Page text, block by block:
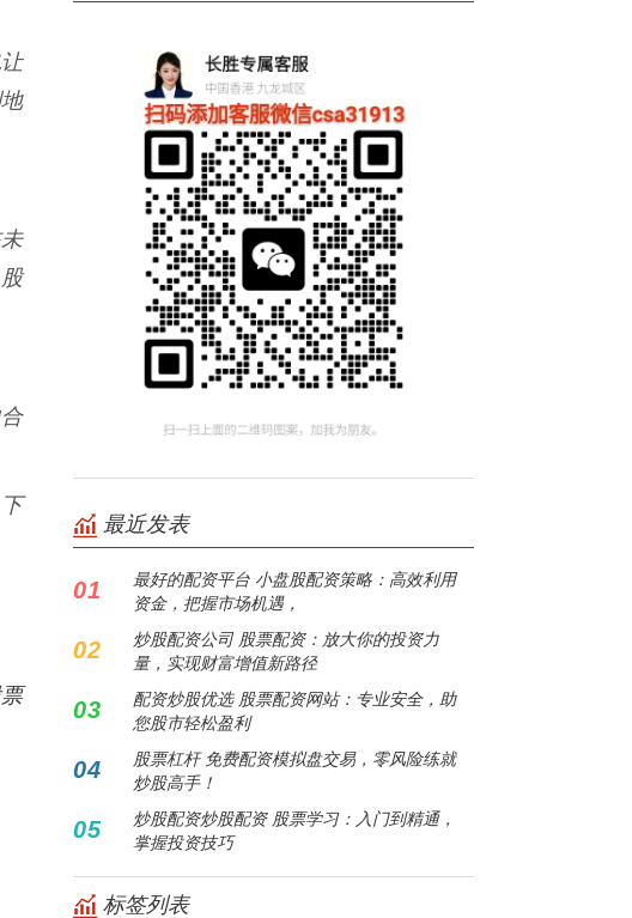
最近发表
01
最好的配资平台 小盘股配资策略：高效利用
资金，把握市场机遇，
02
炒股配资公司 股票配资：放大你的投资力
量，实现财富增值新路径
03
配资炒股优选 股票配资网站：专业安全，助
您股市轻松盈利
04
股票杠杆 免费配资模拟盘交易，零风险练就
炒股高手！
05
炒股配资炒股配资 股票学习：入门到精通，
掌握投资技巧
标签列表